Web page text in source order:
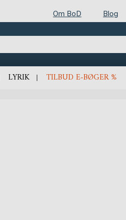
Om BoD Blog
LYRIK TILBUD E-BØGER %